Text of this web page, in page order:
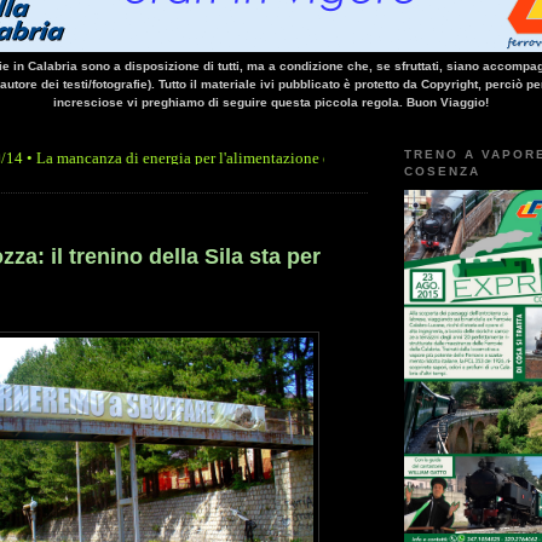
in Calabria sono a disposizione di tutti, ma a condizione che, se sfruttati, siano
dei testi/fotografie). Tutto il materiale ivi pubblicato è protetto da Copyright, perciò
incresciose vi preghiamo di seguire questa piccola regola. Buon Viaggio!
di energia per l'alimentazione elettrica, sulla linea Paola - Cosenza,
il trenino della Sila sta per
TRENO A
COSENZA